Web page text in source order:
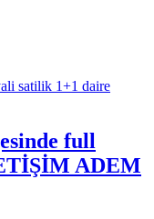
full
ADEM